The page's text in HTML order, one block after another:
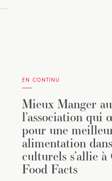
EN CONTINU
Mieux Manger
l’association qui
pour une
alimentation
culturels s’allie à
Food Facts